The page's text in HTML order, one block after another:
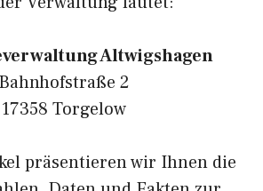
Altwigshagen
Bahnhofstraße 2
17358 Torgelow
präsentieren wir Ihnen die